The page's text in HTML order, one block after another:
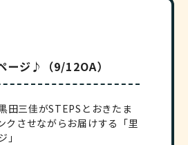
ージ♪（9/12OA）
田三佳がSTEPSとおきたま
クさせながらお届けする「里
」